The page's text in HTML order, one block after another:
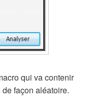
qui va contenir
de façon aléatoire.